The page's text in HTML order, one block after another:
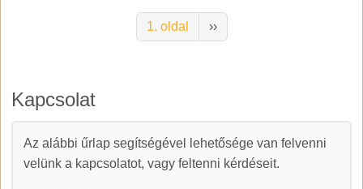
1. oldal
Következő oldal
››
Kapcsolat
Kapcsolat
Az alábbi űrlap segítségével lehetősége van felvenni
velünk a kapcsolatot, vagy feltenni kérdéseit.